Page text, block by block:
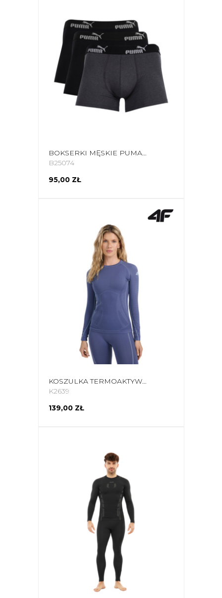
BOKSERKI MĘSKIE PUMA 3-PACK SZARE, CZARNE, 100003547 3730/002 020
B25074
95,00 ZŁ
KOSZULKA TERMOAKTYWNA DAMSKA 4F F203 DENIM 4FWAW25USEAF203 32S
K2639
139,00 ZŁ